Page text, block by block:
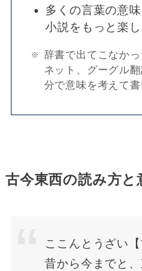
多くの言葉の意
小説をもっと楽
辞書で出てこなか
ネット、グーグル
分で意味を考えて
古今東西の読み方と
ここんとうざい【
昔から今までと